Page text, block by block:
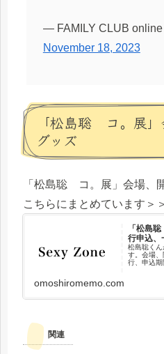
— FAMILY CLUB
November 18, 2023
「松島聡 コ。展」
グッズ
「松島聡 コ。展」会場、
こちらにまとめています＞＞
「松島
行申込、
松島聡く
す。会場
行、申込
omoshiromemo.com
関連